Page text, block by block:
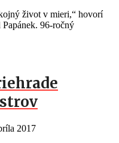
život v mieri,“ hovorí
96-ročný
2017